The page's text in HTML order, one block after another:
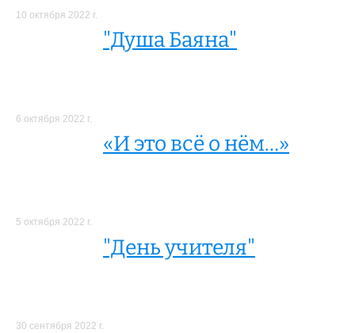
10 октября 2022 г.
"Душа Баяна"
6 октября 2022 г.
«И это всё о нём…»
5 октября 2022 г.
"День учителя"
30 сентября 2022 г.